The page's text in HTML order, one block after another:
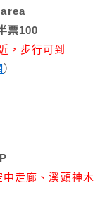
票100
，步行可到
）
中走廊、溪頭神木